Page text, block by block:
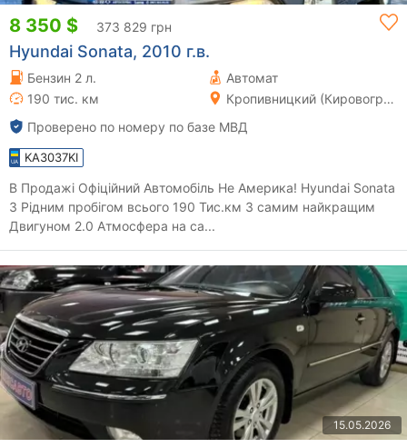
8 350 $ 373 829 грн
Hyundai Sonata, 2010 г.в.
Бензин 2 л.
Автомат
190 тис. км
Кропивницкий (Кировоград)
Проверено по номеру по базе МВД
KA3037KI
В Продажі Офіційний Автомобіль Не Америка! Hyundai Sonata
З Рідним пробігом всього 190 Тис.км З самим найкращим
Двигуном 2.0 Атмосфера на са...
15.05.2026